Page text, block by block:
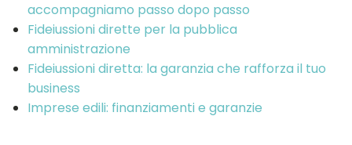
accompagniamo passo dopo passo
Fideiussioni dirette per la pubblica
amministrazione
Fideiussioni diretta: la garanzia che rafforza il tuo
business
Imprese edili: finanziamenti e garanzie